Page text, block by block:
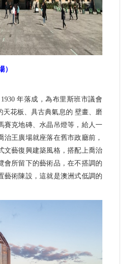
）
年落成，為布里斯班市議會
天花板、具古典氣息的 壁畫、磨
賽克地磚、水晶吊燈等，給人一
治王廣場就座落在舊市政廳前，
文藝復興建築風格，搭配上喬治
會所留下的藝術品，在不搭調的
藝術陳設，這就是澳洲式低調的